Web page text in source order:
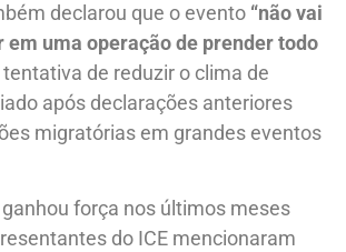
declarou que o evento “não vai
uma operação de prender todo
de reduzir o clima de
após declarações anteriores
migratórias em grandes eventos
força nos últimos meses
do ICE mencionaram